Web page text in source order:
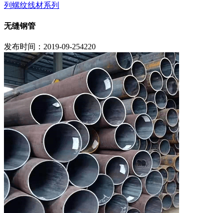
列 螺纹线材系列
无缝钢管
发布时间：2019-09-254220